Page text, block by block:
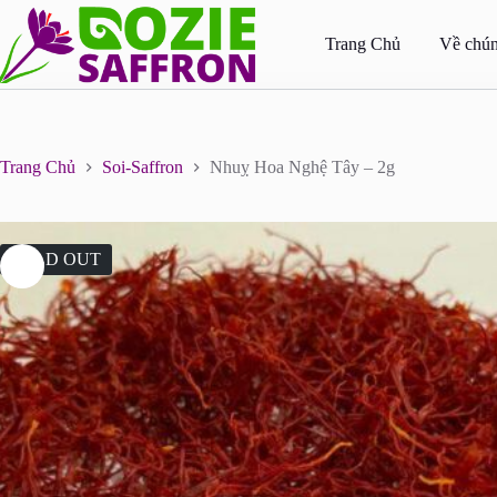
Skip
content
Trang Chủ Về
Trang Chủ Soi-Saffron Nhuỵ Hoa Nghệ Tây – 2g
SOLD OUT